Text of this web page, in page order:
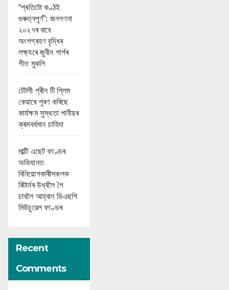
“প্ৰতিটো কণ্ঠই
গুৰুত্বপূৰ্ণ”: জনগণনা
২০২৭ৰ বাবে
অংশগ্ৰহণ বৃদ্ধিৰ
লক্ষ্যৰে জুবীন গাৰ্গৰ
গীত মুকলি
টেটলী গ্ৰীন টি শ্লিম
কেয়াৰে পূৰণ কৰিছে
কাৰ্যক্ষম সুস্থতা পানীয়ৰ
ক্ৰমবৰ্ধমান চাহিদা
মাল্টি এছেট ফাণ্ডৰ
অভিযানত
বিনিয়োগকাৰীসকলক
ৰিটাৰ্নৰ উৰ্ধ্বলৈ গৈ
চাবলৈ আহ্বান ডিএছপি
মিউচুৱেল ফাণ্ডৰ
Recent
Comments